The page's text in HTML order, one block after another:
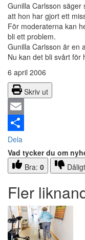
Gunilla Carlsson säger
att hon har gjort ett
För moderaterna kan
bli ett problem.
Gunilla Carlsson är en
Nu kan det bli svårt för
6 april 2006
Skriv ut
Email
Dela
Vad tycker du om
Bra: 0
Fler